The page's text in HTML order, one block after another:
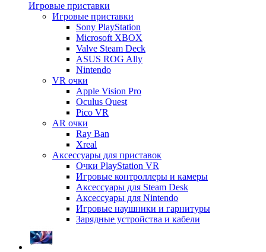
Игровые приставки
Игровые приставки
Sony PlayStation
Microsoft XBOX
Valve Steam Deck
ASUS ROG Ally
Nintendo
VR очки
Apple Vision Pro
Oculus Quest
Pico VR
AR очки
Ray Ban
Xreal
Аксессуары для приставок
Очки PlayStation VR
Игровые контроллеры и камеры
Аксессуары для Steam Desk
Аксессуары для Nintendo
Игровые наушники и гарнитуры
Зарядные устройства и кабели